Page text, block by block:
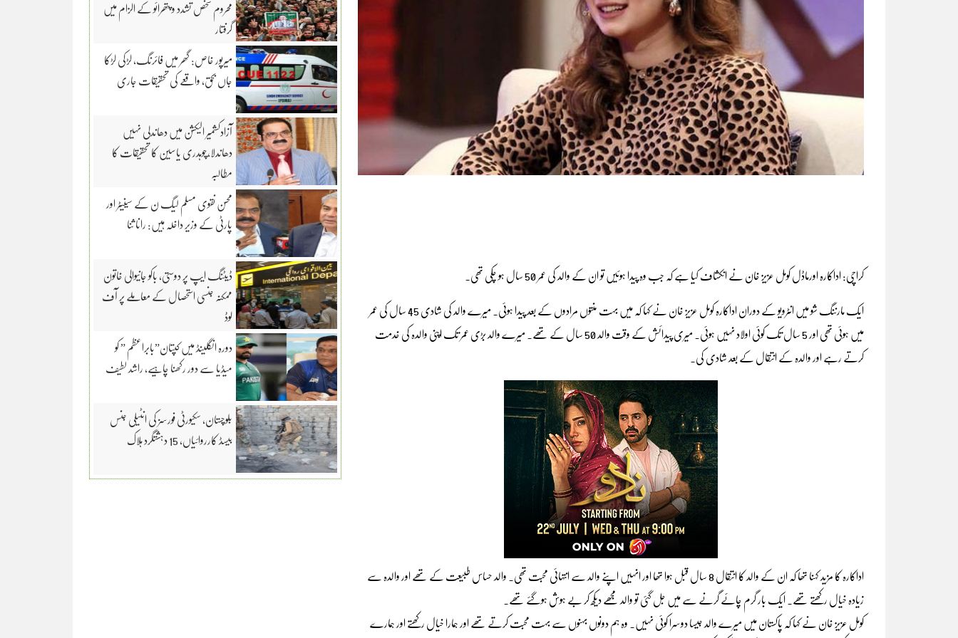
کراچی: اداکارہ اورماڈل کومل عزیز خان نے انکشاف کیا ہے کہ جب وہ پیدا ہوئیں تو ان کے والد کی عمر 50 سال ہو چکی تھی۔
ایک مارننگ شو میں انٹرویو کے دوران اداکارہ کومل عزیز خان نے کہا کہ میں بہت منتوں مرادوں کے بعد پیدا ہوئی۔ میرے والد کی شادی 45 سال کی عمر
میں ہوئی تھی اور 5 سال تک کوئی اولاد نہیں ہوئی۔ میری پیدائش کے وقت والد 50 سال کے تھے۔ میرے والد بڑی عمر تک اپنی والدہ کی خدمت
کرتے رہے اور والدہ کے انتقال کے بعد شادی کی۔
اداکارہ کا مزید کہنا تھا کہ ان کے والد کا انتقال 8 سال قبل ہوا تھا اور انہیں اپنے والد سے انتہائی محبت تھی۔ والد حساس طبیعت کے تھے اور والدہ سے
زیادہ خیال رکھتے تھے۔ ایک بار گرم چائے گرنے سے میں جل گئی تو والد مجھے دیکھ کر بے ہوش ہوگئے تھے۔
کومل عزیز خان نے کہا کہ پاکستان میں میرے والد جیسا دوسرا کوئی نہیں۔ وہ ہم دونوں بہنوں سے بہت محبت کرتے تھے اور ہمارا خیال رکھتے اور ہمارے
محروم شخص تشدد و پتھرائو کے الزام میں
گرفتار
میرپور خاص: گھر میں فائرنگ، لڑکی لڑکا
جاں بحق، واقعے کی تحقیقات جاری
آزادکشمیر الیکشن میں دھاندلی نہیں
دھاندلا،چوہدری یاسین کا تحقیقات کا
مطالبہ
محسن نقوی مسلم لیگ ن کے سینیٹر اور
پارٹی کے وزیر داخلہ ہیں: رانا ثنا
ڈیٹنگ ایپ پر دوستی، باکو جانیوالی خاتون
ممکنہ جنسی استحصال کے معاملے پر آف
لوڈ
دورہ انگلینڈ میں کپتان”بابراعظم ” کو
میڈیا سے دور رکھنا چاہیے، راشد لطیف
بلوچستان، سکیورٹی فورسز کی انٹیلی جنس
بیسڈ کارروائیاں، 15 دہشتگرد ہلاک